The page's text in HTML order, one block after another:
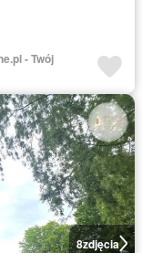
- Twój
8zdjęcia